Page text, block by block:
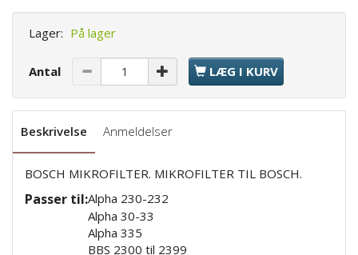
Lager: På lager
Antal LÆG I KURV
Beskrivelse Anmeldelser
BOSCH MIKROFILTER. MIKROFILTER TIL BOSCH.
Passer til:Alpha 230-232
Alpha 30-33
Alpha 335
BBS 2300 til 2399